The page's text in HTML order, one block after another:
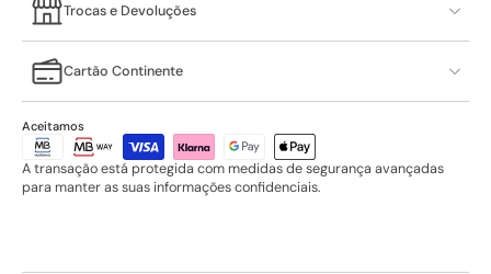
Trocas e Devoluções
Cartão Continente
Aceitamos
A transação está protegida com medidas de segurança avançadas
para manter as suas informações confidenciais.